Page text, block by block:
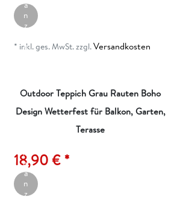
a
n
z
g
* inkl. ges. MwSt.zzgl.Versandkosten
Outdoor Teppich Grau Rauten Boho
Design Wetterfest für Balkon, Garten,
Terasse
18,90 € *
ik
el
a
n
z